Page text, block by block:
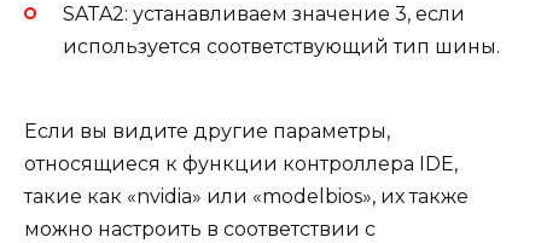
SATA2: устанавливаем значение 3, если
используется соответствующий тип шины.
Если вы видите другие параметры,
относящиеся к функции контроллера IDE,
такие как «nvidia» или «modelbios», их также
можно настроить в соответствии с